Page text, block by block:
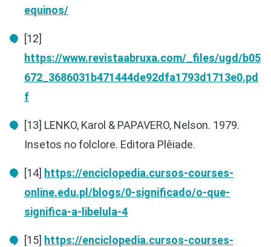
equinos/
[12]
https://www.revistaabruxa.com/_files/ugd/b05
672_3686031b471444de92dfa1793d1713e0.pd
f
[13] LENKO, Karol & PAPAVERO, Nelson. 1979.
Insetos no folclore. Editora Plêiade.
[14] https://enciclopedia.cursos-courses-
online.edu.pl/blogs/0-significado/o-que-
significa-a-libelula-4
[15] https://enciclopedia.cursos-courses-